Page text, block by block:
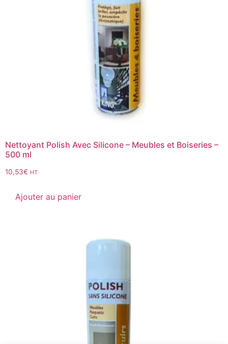
Nettoyant Polish Avec Silicone – Meubles et Boiseries –
500 ml
10,53€ HT
Ajouter au panier